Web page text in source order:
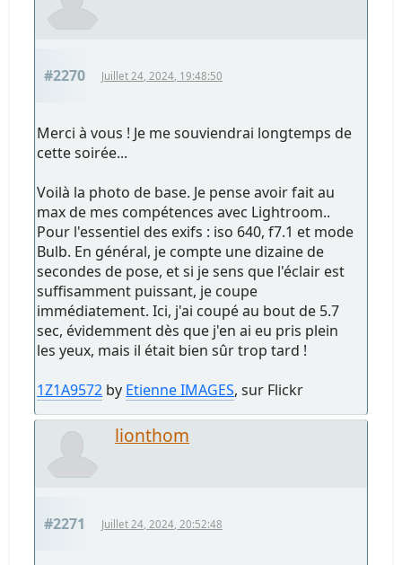
#2270 Juillet 24, 2024, 19:48:50
Merci à vous ! Je me souviendrai longtemps de
cette soirée...
Voilà la photo de base. Je pense avoir fait au
max de mes compétences avec Lightroom..
Pour l'essentiel des exifs : iso 640, f7.1 et mode
Bulb. En général, je compte une dizaine de
secondes de pose, et si je sens que l'éclair est
suffisamment puissant, je coupe
immédiatement. Ici, j'ai coupé au bout de 5.7
sec, évidemment dès que j'en ai eu pris plein
les yeux, mais il était bien sûr trop tard !
1Z1A9572 by Etienne IMAGES, sur Flickr
lionthom
#2271 Juillet 24, 2024, 20:52:48